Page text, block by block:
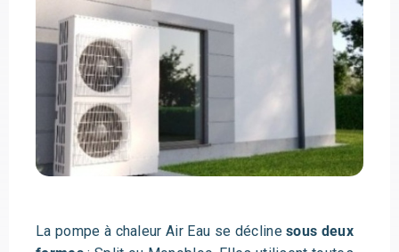
La pompe à chaleur Air Eau se déclinesous deux